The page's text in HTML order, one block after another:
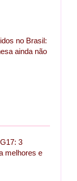
no Brasil:
ainda não
3
melhores e